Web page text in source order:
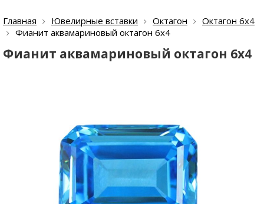
Главная Ювелирные вставки Октагон
Октагон 6х4
Фианит аквамариновый октагон 6х4
Фианит аквамариновый октагон 6х4